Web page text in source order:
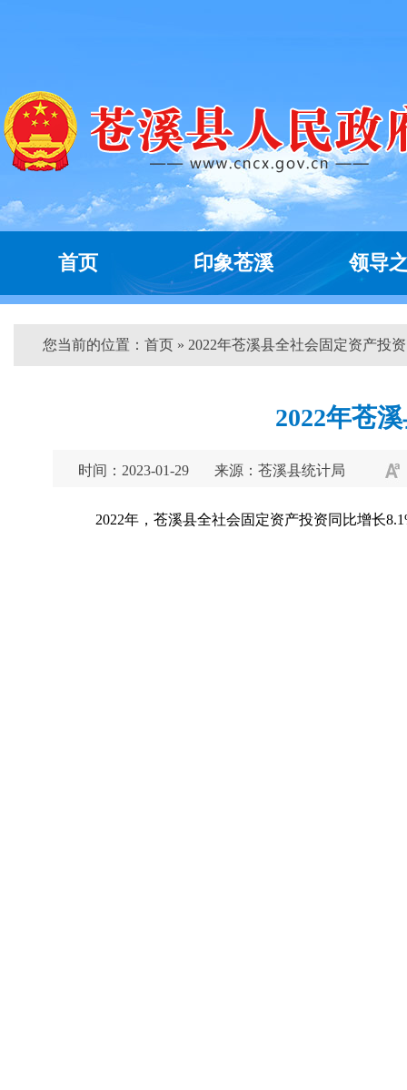
首页 印象苍溪 领导
您当前的位置： 首页 » 2022年苍溪县全社会固定资产投
2022年苍
时间：2023-01-29 来源：苍溪县统计局
2022年，苍溪县全社会固定资产投资同比增长